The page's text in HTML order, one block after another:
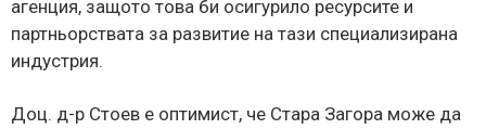
агенция, защото това би осигурило ресурсите и
партньорствата за развитие на тази специализирана
индустрия.
Доц. д-р Стоев е оптимист, че Стара Загора може да